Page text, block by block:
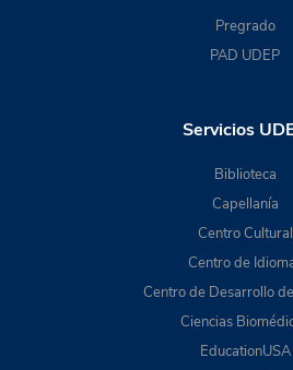
Pregrado
PAD UDEP
Servicios
Biblioteca
Capellanía
Centro Cultural
Centro de
Centro de Desarrollo
Ciencias
EducationUSA